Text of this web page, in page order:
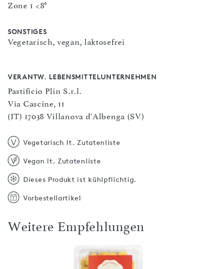
Zone 1 <8°
SONSTIGES
Vegetarisch, vegan, laktosefrei
VERANTW. LEBENSMITTELUNTERNEHMEN
Pastificio Plin S.r.l.
Via Cascine, 11
(IT) 17038 Villanova d'Albenga (SV)
Vegetarisch lt. Zutatenliste
Vegan lt. Zutatenliste
Dieses Produkt ist kühlpflichtig.
Vorbestellartikel
Weitere Empfehlungen